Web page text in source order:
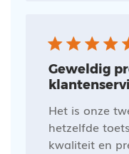
Geweldig
Het is onze
hetzelfde
kwaliteit en